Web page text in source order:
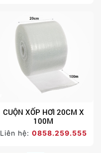
CUỘN XỐP HƠI 20CM X
100M
Liên hệ: 0858.259.555